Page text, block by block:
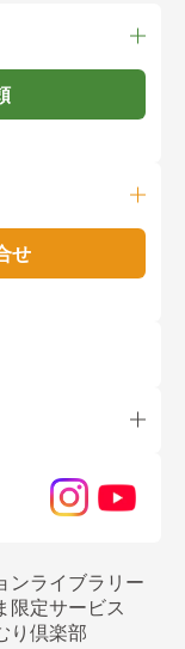
せ
ンライブラリー
限定サービス
り倶楽部